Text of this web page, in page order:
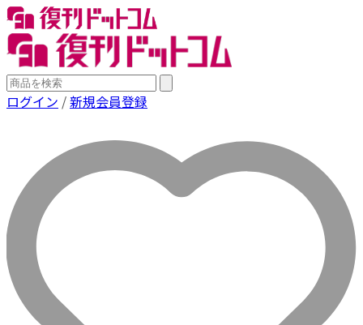
ログイン /新規会員登録